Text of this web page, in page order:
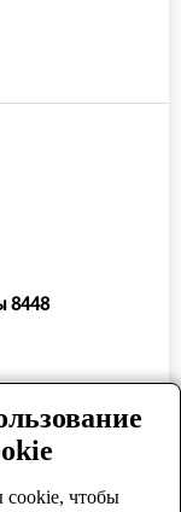
8448
cookie, чтобы